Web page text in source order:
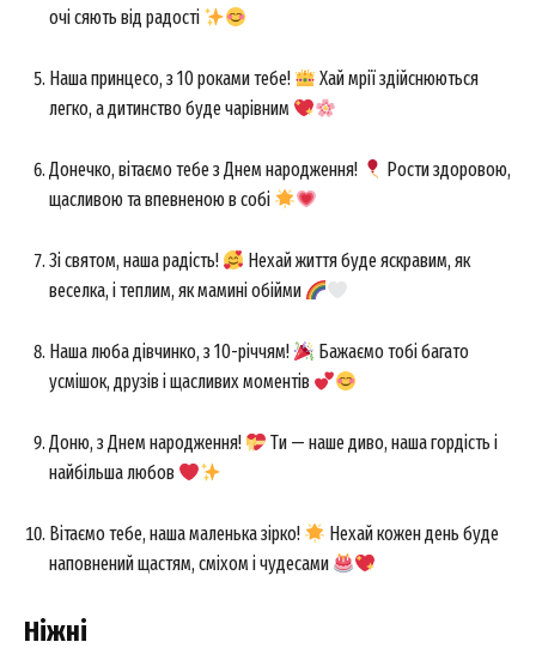
очі сяють від радості
Наша принцесо, з 10 роками тебе!
Хай мрії здійснюються
легко, а дитинство буде чарівним
Донечко, вітаємо тебе з Днем народження!
Рости здоровою,
щасливою та впевненою в собі
Зі святом, наша радість!
Нехай життя буде яскравим, як
веселка, і теплим, як мамині обійми
Наша люба дівчинко, з 10-річчям!
Бажаємо тобі багато
усмішок, друзів і щасливих моментів
Доню, з Днем народження!
Ти — наше диво, наша гордість і
найбільша любов
Вітаємо тебе, наша маленька зірко!
Нехай кожен день буде
наповнений щастям, сміхом і чудесами
Ніжні